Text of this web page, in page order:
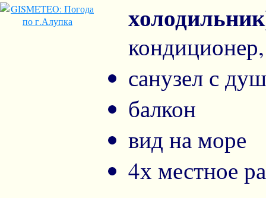
санузел с
балкон
вид на море
4х местное